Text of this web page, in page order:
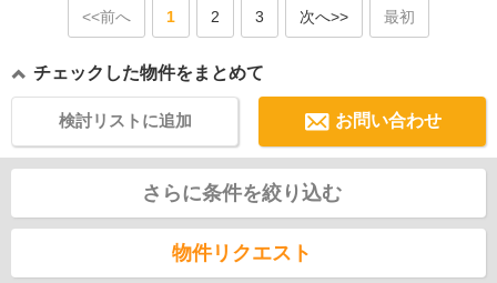
<<前へ 1 2 3 次へ>> 最初
チェックした物件をまとめて
お問い合わせ
検討リストに追加
さらに条件を絞り込む
物件リクエスト